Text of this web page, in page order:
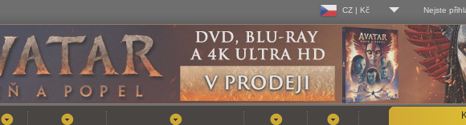
CZ | Kč
CZ | Kč
SK | EUR
Nejste
Log-in
Uživ. jméno: